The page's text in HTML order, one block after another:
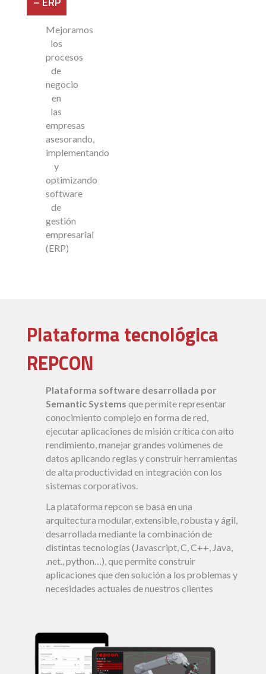
Mejoramos
los
procesos
de
negocio
en
las
empresas
asesorando,
implementando
y
optimizando
software
de
gestión
empresarial
(ERP)
Plataforma tecnológica
REPCON
Plataforma software desarrollada por
Semantic Systems que permite representar
conocimiento complejo en forma de red,
ejecutar aplicaciones de misión crítica con alto
rendimiento, manejar grandes volúmenes de
datos aplicando reglas y construir herramientas
de alta productividad en integración con los
sistemas corporativos.
La plataforma repcon se basa en una
arquitectura modular, extensible, robusta y ágil,
desarrollada mediante la combinación de
distintas tecnologías (Javascript, C, C++, Java,
.net., python…), que permite construir
aplicaciones que den solución a los problemas y
necesidades actuales de nuestros clientes